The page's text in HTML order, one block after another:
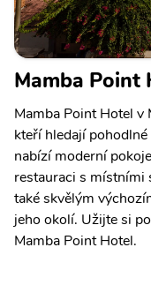
Mamba Point
Mamba Point Hotel
kteří hledají
nabízí moderní
restauraci s místními
také skvělým
jeho okolí. Užijte si
Mamba Point Hotel.